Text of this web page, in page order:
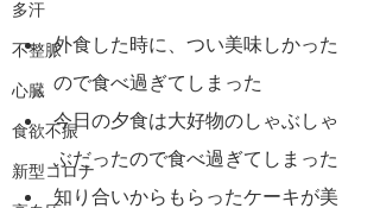
多汗
不整脈
心臓
食欲不振
新型コロナ
外食した時に、つい美味しかった
ので食べ過ぎてしまった
今日の夕食は大好物のしゃぶしゃ
ぶだったので食べ過ぎてしまった
知り合いからもらったケーキが美